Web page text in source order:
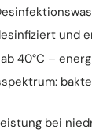
und
40°C –
bei